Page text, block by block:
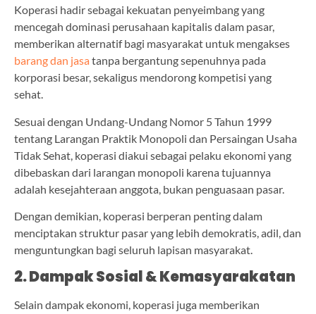
Koperasi hadir sebagai kekuatan penyeimbang yang
mencegah dominasi perusahaan kapitalis dalam pasar,
memberikan alternatif bagi masyarakat untuk mengakses
barang dan jasatanpa bergantung sepenuhnya pada
korporasi besar, sekaligus mendorong kompetisi yang
sehat.
Sesuai dengan Undang-Undang Nomor 5 Tahun 1999
tentang Larangan Praktik Monopoli dan Persaingan Usaha
Tidak Sehat, koperasi diakui sebagai pelaku ekonomi yang
dibebaskan dari larangan monopoli karena tujuannya
adalah kesejahteraan anggota, bukan penguasaan pasar.
Dengan demikian, koperasi berperan penting dalam
menciptakan struktur pasar yang lebih demokratis, adil, dan
menguntungkan bagi seluruh lapisan masyarakat.
2. Dampak Sosial & Kemasyarakatan
Selain dampak ekonomi, koperasi juga memberikan